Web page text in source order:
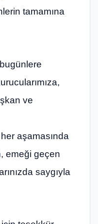
tamamına
ve
aşamasında
emeği geçen
saygıyla